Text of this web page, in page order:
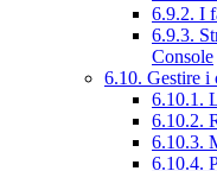
6.9.2. I
6.9.3.
Console
6.10. Gestire i
6.10.1.
6.10.2.
6.10.3.
6.10.4.